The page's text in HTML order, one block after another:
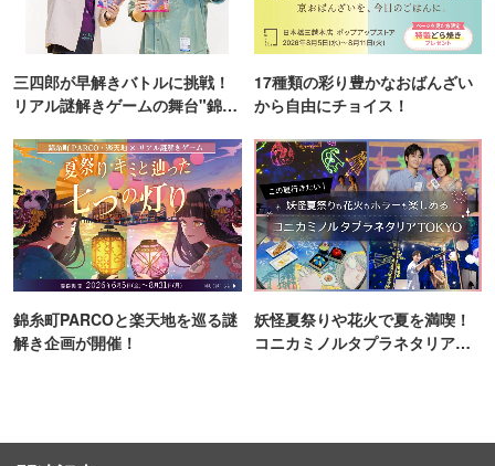
三四郎が早解きバトルに挑戦！
リアル謎解きゲームの舞台"錦糸
17種類の彩り豊かなおばんざい
から自由にチョイス！
錦糸町PARCOと楽天地を巡る謎
解き企画が開催！
妖怪夏祭りや花火で夏を満喫！
コニカミノルタプラネタリア